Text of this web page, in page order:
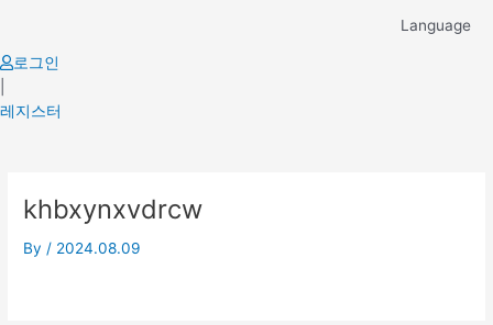
content
Language
로그인
레지스터
khbxynxvdrcw
By / 2024.08.09
navigation